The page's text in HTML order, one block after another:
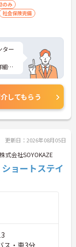
制度
）
援制
後
研修
長を
のみ
社会保険完備
ター
を
。
してもらう
更新日：2026年08月05日
株式会社SOYOKAZE
ョートステイ